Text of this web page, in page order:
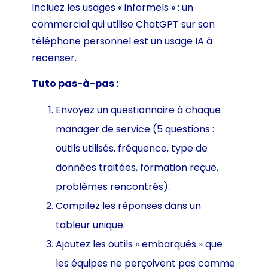
Incluez les usages « informels » : un
commercial qui utilise ChatGPT sur son
téléphone personnel est un usage IA à
recenser.
Tuto pas-à-pas :
Envoyez un questionnaire à chaque
manager de service (5 questions :
outils utilisés, fréquence, type de
données traitées, formation reçue,
problèmes rencontrés).
Compilez les réponses dans un
tableur unique.
Ajoutez les outils « embarqués » que
les équipes ne perçoivent pas comme